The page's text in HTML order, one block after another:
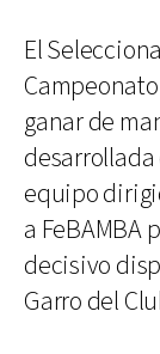
El
ganar de
desarrollada
equipo
a FeBAMBA
decisivo
Garro del